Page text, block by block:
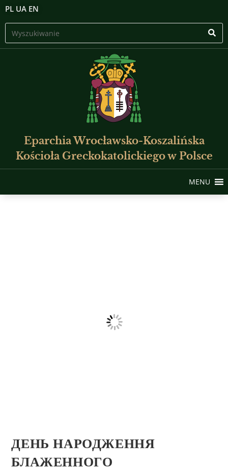
PL UA EN
Eparchia Wrocławsko-Koszalińska
Kościoła Greckokatolickiego w Polsce
MENU
ДЕНЬ НАРОДЖЕННЯ
БЛАЖЕННОГО